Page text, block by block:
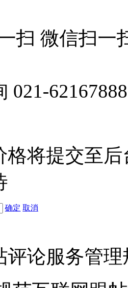
微信扫一
021-62167888
格将提交至
确定 取消
评论服务管理